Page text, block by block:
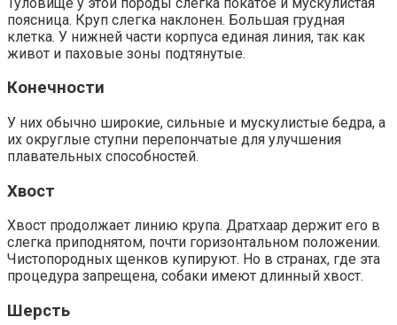
поясница. Круп слегка наклонен. Большая грудная
клетка. У нижней части корпуса единая линия, так как
живот и паховые зоны подтянутые.
Конечности
У них обычно широкие, сильные и мускулистые бедра, а
их округлые ступни перепончатые для улучшения
плавательных способностей.
Хвост
Хвост продолжает линию крупа. Дратхаар держит его в
слегка приподнятом, почти горизонтальном положении.
Чистопородных щенков купируют. Но в странах, где эта
процедура запрещена, собаки имеют длинный хвост.
Шерсть